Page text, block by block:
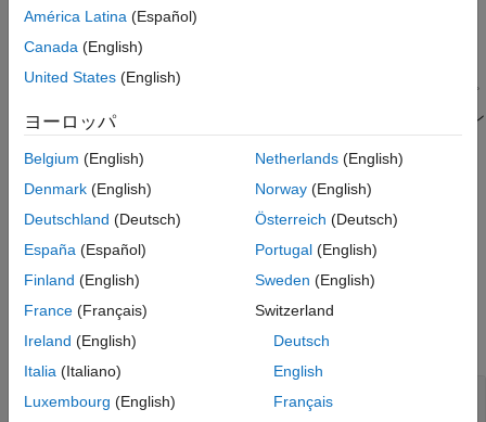
入力引数
出力引数
バージョン履歴
ルド情報からリンカー オプションを返します。
関数は、引数buildinfo
を使用できます。これらのオプ
ション引数を使用すると、関数で返されたコンパイラ オプション
から、グループを選択的に含めるか、除外することができます。
excludeGroupsを指定して includeGroupsを除外する場合は
にヌル文字ベクトル (
例
例
すべて折りたたむ
リンカー オプションをビルド情報から取得
América Latina (Español)
Canada (English)
United States (English)
ヨーロッパ
Belgium (English)
Denmark (English)
Deutschland (Deutsch)
España (Español)
Finland (English)
France (Français)
Ireland (English)
Italia (Italiano)
Luxembourg (English)
Netherlands(English)
Norway(English)
Österreich (Deutsch)
Portugal(English)
Sweden (English)
Switzerland
Deutsch
English
Français